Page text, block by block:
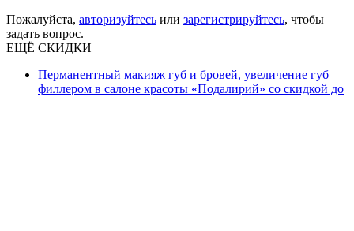
Пожалуйста, авторизуйтесь или зарегистрируйтесь, чтобы
задать вопрос.
ЕЩЁ СКИДКИ
Перманентный макияж губ и бровей, увеличение губ
филлером в салоне красоты «Подалирий» со скидкой до